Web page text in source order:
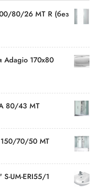
80/26 MT R (без
Adagio 170х80
80/43 MT
150/70/50 МТ
UM-ERI55/1